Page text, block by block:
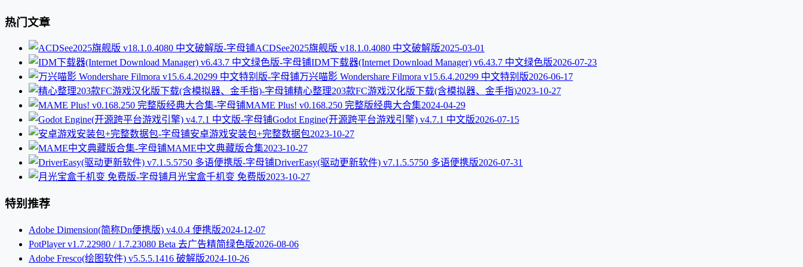
热门文章
ACDSee2025旗舰版 v18.1.0.4080 中文破解版2025-03-01
IDM下载器(Internet Download Manager) v6.43.7 中文绿色版2026-07-23
万兴喵影 Wondershare Filmora v15.6.4.20299 中文特别版2026-06-17
精心整理203款FC游戏汉化版下载(含模拟器、金手指)2023-10-27
MAME Plus! v0.168.250 完整版经典大合集2024-04-29
Godot Engine(开源跨平台游戏引擎) v4.7.1 中文版2026-07-15
安卓游戏安装包+完整数据包2023-10-27
MAME中文典藏版合集2023-10-27
DriverEasy(驱动更新软件) v7.1.5.5750 多语便携版2026-07-31
月光宝盒千机变 免费版2023-10-27
特别推荐
Adobe Dimension(简称Dn便携版) v4.0.4 便携版2024-12-07
PotPlayer v1.7.22980 / 1.7.23080 Beta 去广告精简绿色版2026-08-06
Adobe Fresco(绘图软件) v5.5.5.1416 破解版2024-10-26